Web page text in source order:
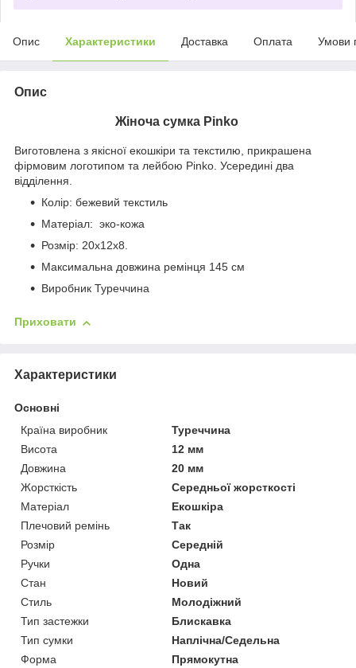
Опис Характеристики Доставка Оплата Умови
Опис
Жіноча сумка Pinko
Виготовлена з якісної екошкіри та текстилю, прикрашена
фірмовим логотипом та лейбою Pinko. Усередині два
відділення.
Колір: бежевий текстиль
Матеріал: эко-кожа
Розмір: 20x12x8.
Максимальна довжина ремінця 145 см
Виробник Туреччина
Приховати
Характеристики
Основні
Країна виробник
Туреччина
Висота
12 мм
Довжина
20 мм
Жорсткість
Середньої жорсткості
Матеріал
Екошкіра
Плечовий ремінь
Так
Розмір
Середній
Ручки
Одна
Стан
Новий
Стиль
Молодіжний
Тип застежки
Блискавка
Тип сумки
Наплічна/Седельна
Форма
Прямокутна